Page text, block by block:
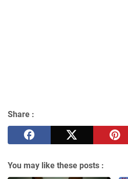
Share :
You may like these posts :